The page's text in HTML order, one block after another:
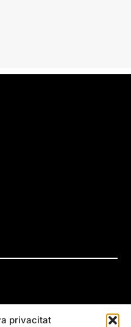
privacitat